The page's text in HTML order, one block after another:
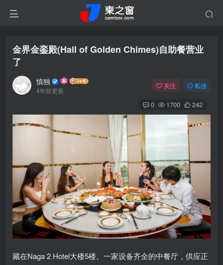
金界金銮殿(Hall of Golden Chimes)自助餐营业
了
慎独
4年前更新
关注 私信
0 1700 242
藏在Naga 2 Hotel大楼5楼。一家设备齐全的中餐厅，供应正